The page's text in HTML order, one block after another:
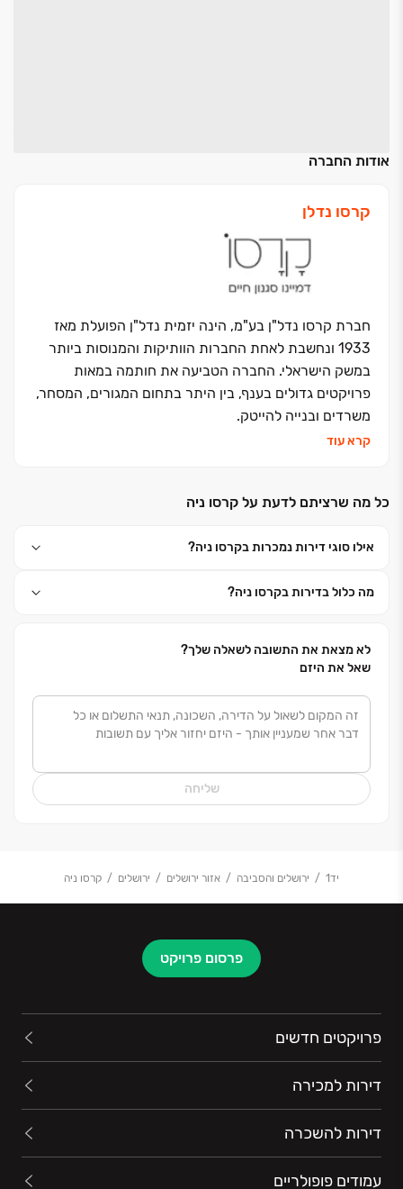
אודות החברה
קרסו נדלן
חברת קרסו נדל"ן בע"מ, הינה יזמית נדל"ן הפועלת מאז
1933 ונחשבת לאחת החברות הוותיקות והמנוסות ביותר
במשק הישראלי. החברה הטביעה את חותמה במאות
פרויקטים גדולים בענף, בין היתר בתחום המגורים, המסחר,
משרדים ובנייה להייטק.
בשנים האחרונות משקיעה החברה את מיטב המשאבים על
יוצאות דופן, זאת באמצעות מחקר תרבותי מקיף, הכרה
קרסו היא מהחברות המובילות בהתחדשות עירונית (פינוי
ברדסטרייט, CODE BDI
קרא עוד
כל מה שרציתם לדעת על קרסו ניה
אילו סוגי דירות נמכרות בקרסו ניה?
מה כלול בדירות בקרסו ניה?
לא מצאת את התשובה לשאלה שלך?
שאל את היזם
שליחה
יד1 ירושלים והסביבה אזור ירושלים ירושלים קרסו ניה
פרסום פרויקט
פרויקטים חדשים
דירות למכירה
דירות להשכרה
עמודים פופולריים